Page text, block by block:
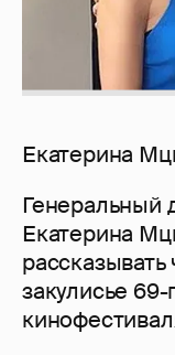
Екатерина
Екатерина
рассказывать
закулисье